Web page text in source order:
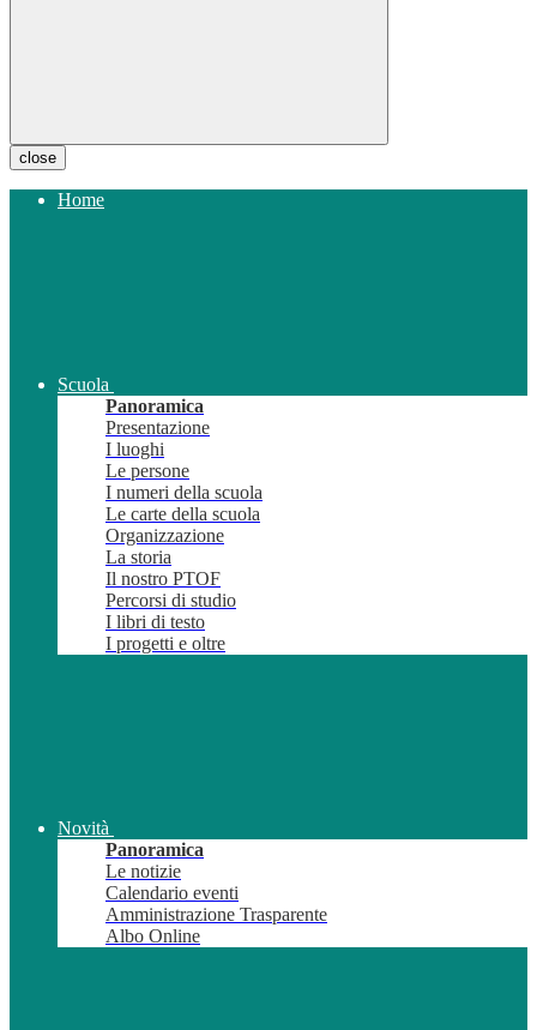
close
Home
Scuola
Panoramica
Presentazione
I luoghi
Le persone
I numeri della scuola
Le carte della scuola
Organizzazione
La storia
Il nostro PTOF
Percorsi di studio
I libri di testo
I progetti e oltre
Novità
Panoramica
Le notizie
Calendario eventi
Amministrazione Trasparente
Albo Online